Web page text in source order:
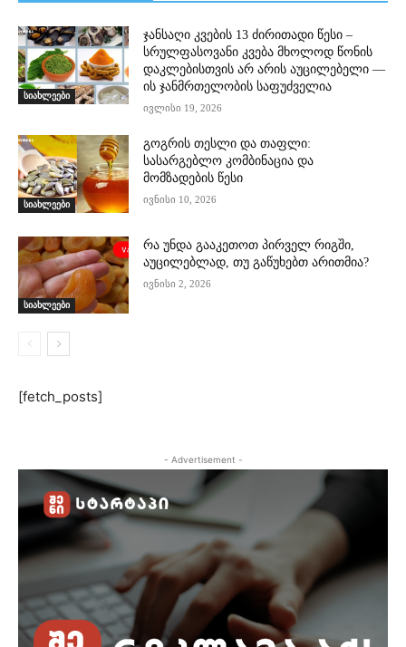
სიახლეები
ჯანსაღი კვების 13 ძირითადი წესი –
სრულფასოვანი კვება მხოლოდ წონის
დაკლებისთვის არ არის აუცილებელი —
ის ჯანმრთელობის საფუძველია
ივლისი 19, 2026
სიახლეები
გოგრის თესლი და თაფლი:
სასარგებლო კომბინაცია და
მომზადების წესი
ივნისი 10, 2026
სიახლეები
რა უნდა გააკეთოთ პირველ რიგში,
აუცილებლად, თუ გაწუხებთ არითმია?
ივნისი 2, 2026
[fetch_posts]
- Advertisement -